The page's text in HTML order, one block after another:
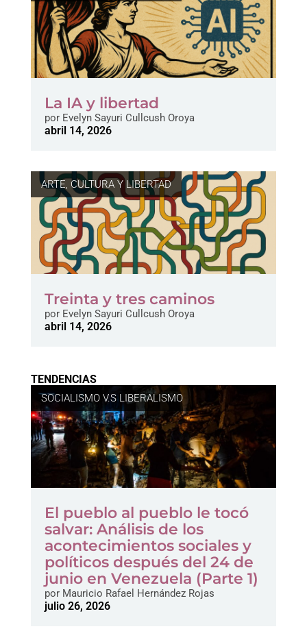
La IA y libertad
porEvelyn Sayuri Cullcush Oroya
abril 14, 2026
ARTE, CULTURA Y LIBERTAD
Treinta y tres caminos
porEvelyn Sayuri Cullcush Oroya
abril 14, 2026
TENDENCIAS
SOCIALISMO V.S LIBERALISMO
El pueblo al pueblo le tocó
salvar: Análisis de los
acontecimientos sociales y
políticos después del 24 de
junio en Venezuela (Parte 1)
porMauricio Rafael Hernández Rojas
julio 26, 2026